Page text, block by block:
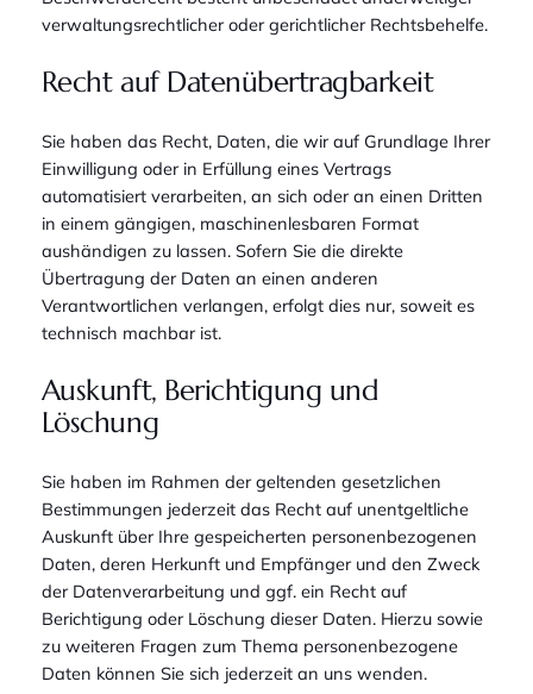
verwaltungsrechtlicher oder gerichtlicher Rechtsbehelfe.
Recht auf Daten­übertrag­barkeit
Sie haben das Recht, Daten, die wir auf Grundlage Ihrer
Einwilligung oder in Erfüllung eines Vertrags
automatisiert verarbeiten, an sich oder an einen Dritten
in einem gängigen, maschinenlesbaren Format
aushändigen zu lassen. Sofern Sie die direkte
Übertragung der Daten an einen anderen
Verantwortlichen verlangen, erfolgt dies nur, soweit es
technisch machbar ist.
Auskunft, Berichtigung und
Löschung
Sie haben im Rahmen der geltenden gesetzlichen
Bestimmungen jederzeit das Recht auf unentgeltliche
Auskunft über Ihre gespeicherten personenbezogenen
Daten, deren Herkunft und Empfänger und den Zweck
der Datenverarbeitung und ggf. ein Recht auf
Berichtigung oder Löschung dieser Daten. Hierzu sowie
zu weiteren Fragen zum Thema personenbezogene
Daten können Sie sich jederzeit an uns wenden.